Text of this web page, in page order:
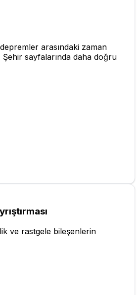
arasındaki zaman
Şehir sayfalarında daha doğru
ve rastgele bileşenlerin